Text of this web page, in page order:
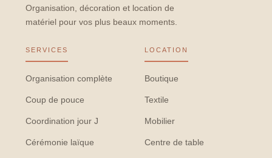
Organisation, décoration et location de
matériel pour vos plus beaux moments.
SERVICES
Organisation complète
Coup de pouce
Coordination jour J
Cérémonie laïque
LOCATION
Boutique
Textile
Mobilier
Centre de table